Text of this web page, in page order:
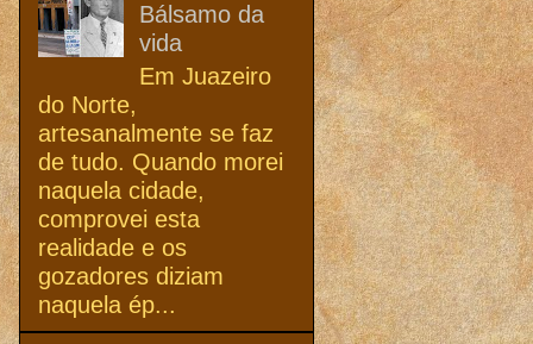
Bálsamo da
vida
Em Juazeiro
do Norte,
artesanalmente se faz
de tudo. Quando morei
naquela cidade,
comprovei esta
realidade e os
gozadores diziam
naquela ép...